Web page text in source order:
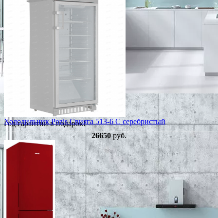
Год гарантии в подарок!
Холодильник Pozis Свияга 513-6 C серебристый
26650руб.